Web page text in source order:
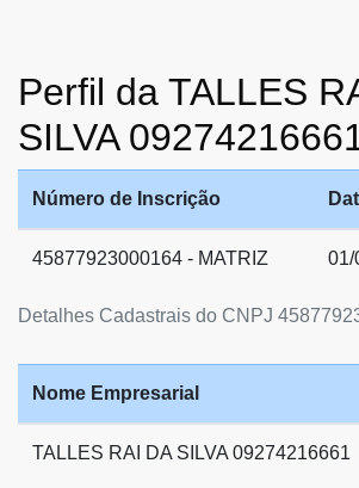
Perfil da TALLES
SILVA
Detalhes Cadastrais do CNPJ
Número de Inscrição
45877923000164 - MATRIZ 01/
Nome Empresarial
TALLES RAI DA SILVA 09274216661